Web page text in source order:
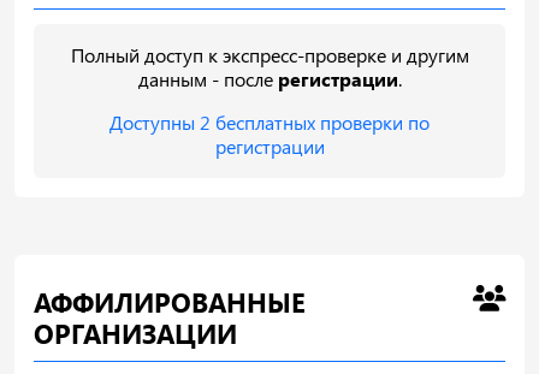
Полный доступ к экспресс-проверке и другим
данным - после регистрации.
Доступны 2 бесплатных проверки по
регистрации
АФФИЛИРОВАННЫЕ
ОРГАНИЗАЦИИ